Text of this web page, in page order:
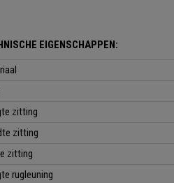
EIGENSCHAPPEN:
zitting
zitting
zitting
rugleuning